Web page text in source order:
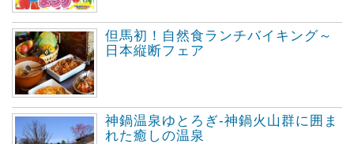
但馬初！自然食ランチバイキング～
日本縦断フェア
神鍋温泉ゆとろぎ-神鍋火山群に囲ま
れた癒しの温泉